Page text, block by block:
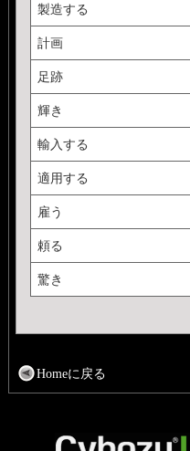
製造する
計画
足跡
輝き
輸入する
適用する
雇う
頼る
驚き
Homeに戻る